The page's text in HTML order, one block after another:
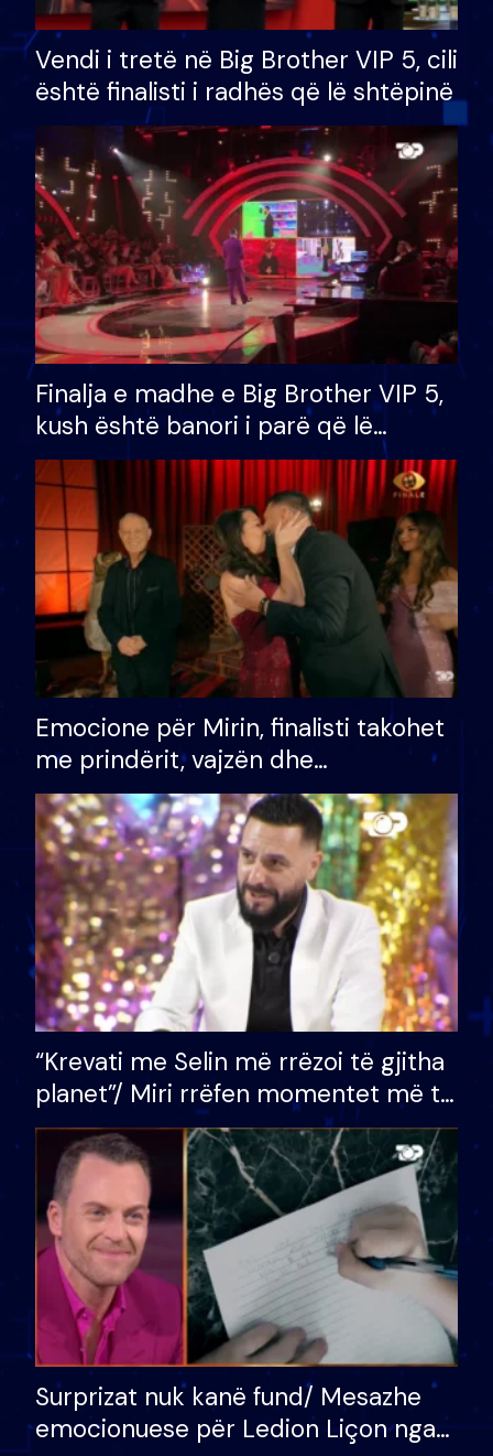
Vendi i tretë në Big Brother VIP 5, cili
është finalisti i radhës që lë shtëpinë
Finalja e madhe e Big Brother VIP 5,
kush është banori i parë që lë
shtëpinë dhe humb mundësinë për
të fituar çmimin e madh
Emocione për Mirin, finalisti takohet
me prindërit, vajzën dhe
bashkëshorten: S’kemi ndonjë letër
divorci apo jo?
“Krevati me Selin më rrëzoi të gjitha
planet”/ Miri rrëfen momentet më të
bukura në shtëpinë e BB VIP: Do më
mungojë zilja e mëngjesit kur…
Surprizat nuk kanë fund/ Mesazhe
emocionuese për Ledion Liçon nga